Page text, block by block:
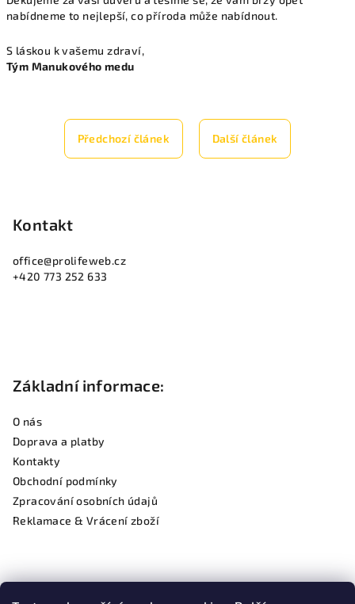
nabídneme to nejlepší, co příroda může nabídnout.
S láskou k vašemu zdraví,
Tým Manukového medu
Předchozí článek Další článek
Kontakt
office@prolifeweb.cz
+420 773 252 633
Základní informace:
O nás
Doprava a platby
Kontakty
Obchodní podmínky
Zpracování osobních údajů
Reklamace & Vrácení zboží